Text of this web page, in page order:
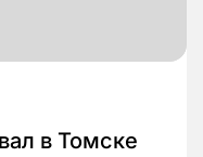
в Томске